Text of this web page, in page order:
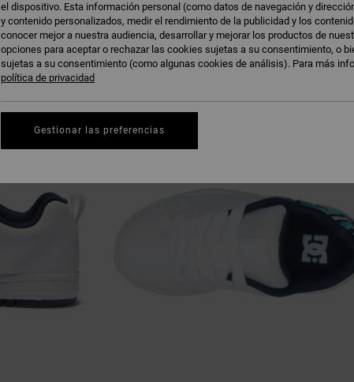
el dispositivo. Esta información personal (como datos de navegación y
y contenido personalizados, medir el rendimiento de la publicidad y los
conocer mejor a nuestra audiencia, desarrollar y mejorar los productos de
opciones para aceptar o rechazar las cookies sujetas a su consentimiento, o
sujetas a su consentimiento (como algunas cookies de análisis). Para más
política de privacidad
Gestionar las preferencias